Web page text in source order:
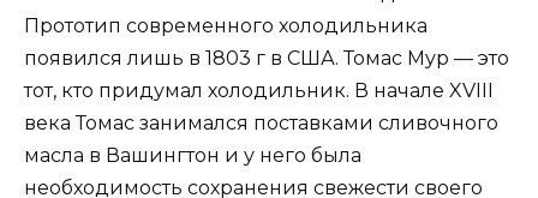
Прототип современного холодильника
появился лишь в 1803 г в США. Томас Мур — это
тот, кто придумал холодильник. В начале XVIII
века Томас занимался поставками сливочного
масла в Вашингтон и у него была
необходимость сохранения свежести своего